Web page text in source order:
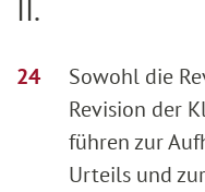
II.
Sowohl die
Revision der
führen zur
Urteils und